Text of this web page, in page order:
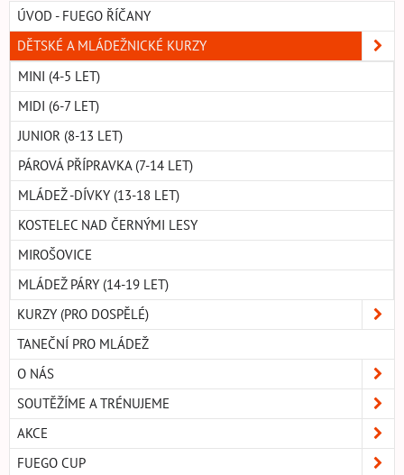
ÚVOD - FUEGO ŘÍČANY
DĚTSKÉ A MLÁDEŽNICKÉ KURZY
MINI (4-5 LET)
MIDI (6-7 LET)
JUNIOR (8-13 LET)
PÁROVÁ PŘÍPRAVKA (7-14 LET)
MLÁDEŽ -DÍVKY (13-18 LET)
KOSTELEC NAD ČERNÝMI LESY
MIROŠOVICE
MLÁDEŽ PÁRY (14-19 LET)
KURZY (PRO DOSPĚLÉ)
TANEČNÍ PRO MLÁDEŽ
O NÁS
SOUTĚŽÍME A TRÉNUJEME
AKCE
FUEGO CUP